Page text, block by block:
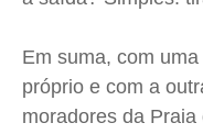
Em suma, com
próprio e com a
moradores da